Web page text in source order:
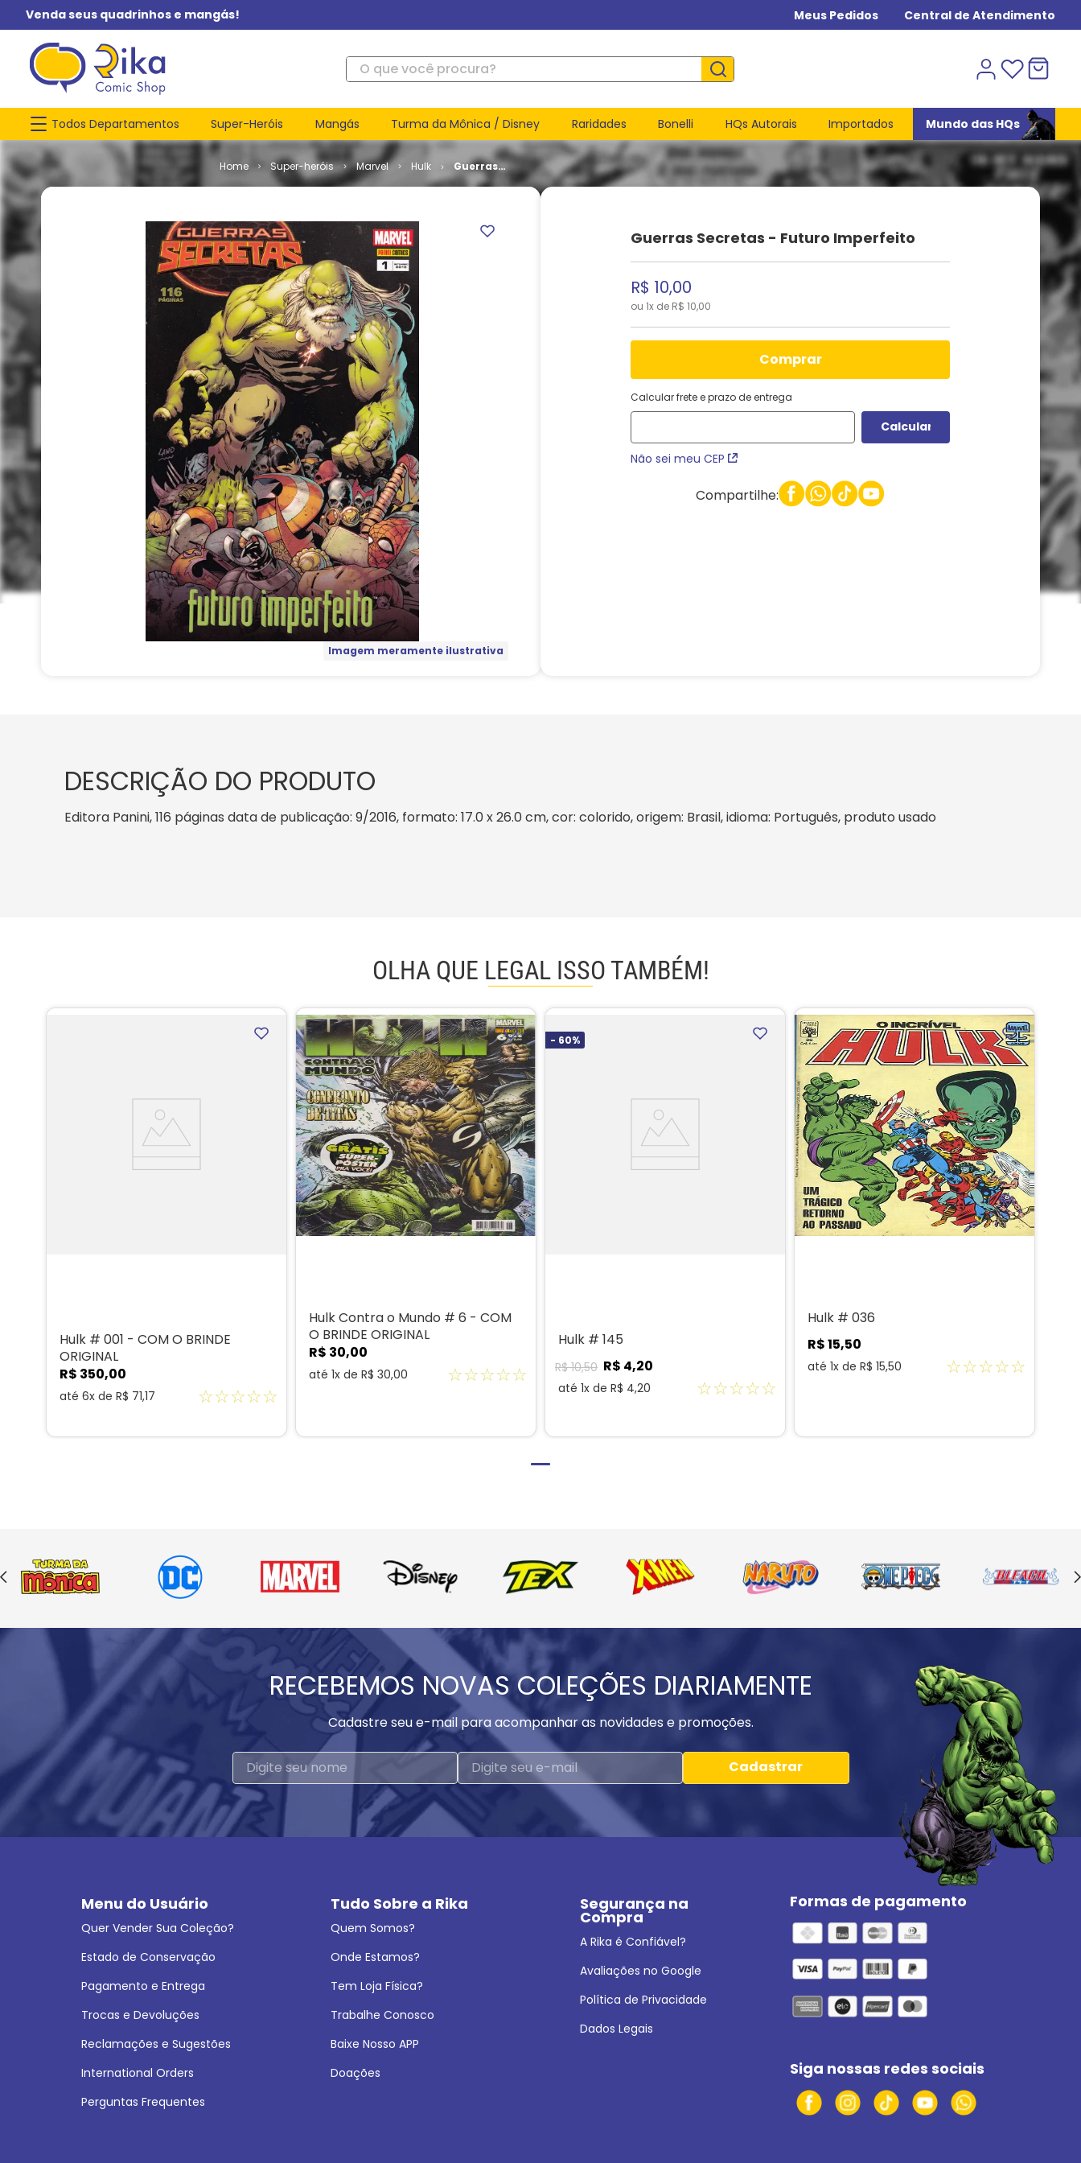
Venda seus quadrinhos e mangás! Meus Pedidos Central de Atendimento
O que você procura?
Todos Departamentos Super-Heróis Mangás Turma da Mônica / Disney Raridades Bonelli HQs Autorais Importados Mundo das HQs
Super-heróis Marvel Hulk
Guerras
Secretas -
Imagem meramente ilustrativa
Guerras Secretas - Futuro Imperfeito
R$ 10,00
ou 1x de R$ 10,00
comprar
Calcular frete e prazo de entrega
Não sei meu CEP
Compartilhe:
DESCRIÇÃO DO PRODUTO
Editora Panini, 116 páginas data de publicação: 9/2016, formato: 17.0 x 26.0 cm, cor: colorido, origem: Brasil, idioma: Português, produto usado
OLHA QUE LEGAL ISSO TAMBÉM!
Hulk # 001 - COM O BRINDE
ORIGINAL
R$ 350,00
até 6x de R$ 71,17 ☆☆☆☆☆
Hulk Contra o Mundo # 6 - COM
O BRINDE ORIGINAL
R$ 30,00
até 1x de R$ 30,00 ☆☆☆☆☆
- 60%
Hulk # 145
R$ 10,50 R$ 4,20
até 1x de R$ 4,20 ☆☆☆☆☆
Hulk # 036
R$15,50
até 1x de R$ 15,50 ☆☆☆☆☆
RECEBEMOS NOVAS COLEÇÕES DIARIAMENTE
Cadastre seu e-mail para acompanhar as novidades e promoções.
Cadastrar
Menu do Usuário
Quer Vender Sua Coleção?
Estado de Conservação
Pagamento e Entrega
Trocas e Devoluções
Reclamações e Sugestões
International Orders
Perguntas Frequentes
Tudo Sobre a Rika
Quem Somos?
Onde Estamos?
Tem Loja Física?
Trabalhe Conosco
Baixe Nosso APP
Doações
Segurança na
Compra
A Rika é Confiável?
Avaliações no Google
Política de Privacidade
Dados Legais
Formas de pagamento
Siga nossas redes sociais